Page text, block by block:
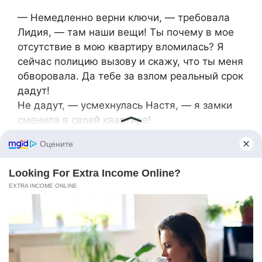
​— Немедленно верни ключи, — требовала
Лидия, — там наши вещи! Ты почему в мое
отсутствие в мою квартиру вломилась? Я
сейчас полицию вызову и скажу, что ты меня
обворовала. Да тебе за взлом реальный срок
дадут!​
Не дадут, — усмехнулась Настя, — я замки
сменила в своей квартире!​
​— В моей! — завизжала Лидия, — я сейчас
что вытворяет его единственная дочь! Если
будет нужно, я заставлю его квартиру на
меня переоформить. Ты совсем стыд
потеряла? Где моя мебель? Где одежда?!​
​Настя взяла с полки блокнот и что-то